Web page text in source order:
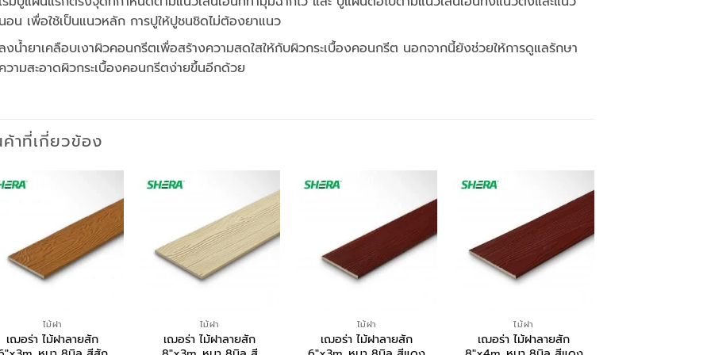
อน เพื่อใช้เป็นแนวหลัก การปูให้ปูชนชิดไม่ต้องยาแนว
งน้ำยาเคลือบเงาผิวคอนกรีตเพื่อสร้างความสดใสให้กับผิวกระเบื้องคอนกรีต นอกจากนี้ยังช่วยให้การดูแลรักษา
วามสะอาดผิวกระเบื้องคอนกรีตง่ายขึ้นอีกด้วย
าที่เกี่ยวข้อง
ไม้ฝา
เฌอร่า ไม้ฝาลายสัก
ไม้ฝา
เฌอร่า ไม้ฝาลายสัก
ไม้ฝา
เฌอร่า ไม้ฝาลายสัก
ไม้ฝา
เฌอร่า ไม้ฝาลายสัก